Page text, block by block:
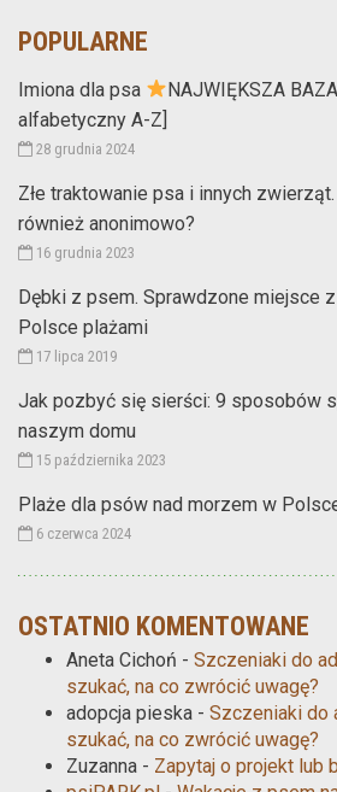
POPULARNE
Imiona dla psa
NAJWIĘKSZA
alfabetyczny A-Z]
28 grudnia 2024
Złe traktowanie psa i innych
również anonimowo?
16 grudnia 2023
Dębki z psem. Sprawdzone miejsce
Polsce plażami
17 lipca 2019
Jak pozbyć się sierści: 9 sposobów
naszym domu
15 października 2023
Plaże dla psów nad morzem w
6 czerwca 2024
OSTATNIO KOMENTOWANE
Aneta Cichoń - Szczeniaki do
szukać, na co zwrócić uwagę?
adopcja pieska - Szczeniaki do
szukać, na co zwrócić uwagę?
Zuzanna - Zapytaj o projekt lub